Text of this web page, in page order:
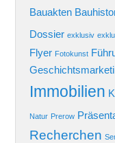
Bauakten
Dossier exklusiv
Flyer Fotokunst
Immobilien
Natur Prerow
Recherchen